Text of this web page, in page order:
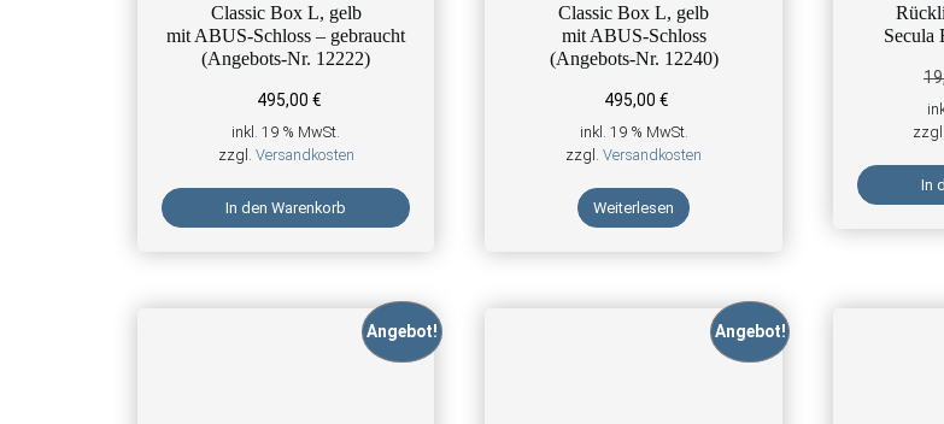
Classic Box L, gelb
mit ABUS-Schloss – gebraucht
(Angebots-Nr. 12222)
495,00 €
inkl. 19 % MwSt.
zzgl. Versandkosten
In den Warenkorb
Classic Box L, gelb
mit ABUS-Schloss
(Angebots-Nr. 12240)
495,00 €
inkl. 19 % MwSt.
zzgl. Versandkosten
Weiterlesen
Secula
In
Angebot! Angebot!